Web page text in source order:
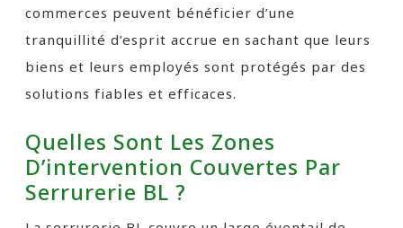
commerces peuvent bénéficier d’une
tranquillité d’esprit accrue en sachant que leurs
biens et leurs employés sont protégés par des
solutions fiables et efficaces.
Quelles Sont Les Zones
D’intervention Couvertes Par
Serrurerie BL ?